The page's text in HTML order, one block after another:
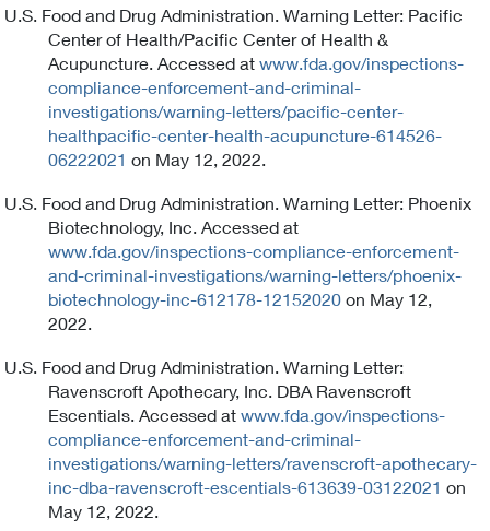
U.S. Food and Drug Administration. Warning Letter: Pacific
Center of Health/Pacific Center of Health &
Acupuncture. Accessed at www.fda.gov/inspections-
compliance-enforcement-and-criminal-
investigations/warning-letters/pacific-center-
healthpacific-center-health-acupuncture-614526-
06222021 on May 12, 2022.
U.S. Food and Drug Administration. Warning Letter: Phoenix
Biotechnology, Inc. Accessed at
www.fda.gov/inspections-compliance-enforcement-
and-criminal-investigations/warning-letters/phoenix-
biotechnology-inc-612178-12152020 on May 12,
2022.
U.S. Food and Drug Administration. Warning Letter:
Ravenscroft Apothecary, Inc. DBA Ravenscroft
Escentials. Accessed at www.fda.gov/inspections-
compliance-enforcement-and-criminal-
investigations/warning-letters/ravenscroft-apothecary-
inc-dba-ravenscroft-escentials-613639-03122021 on
May 12, 2022.